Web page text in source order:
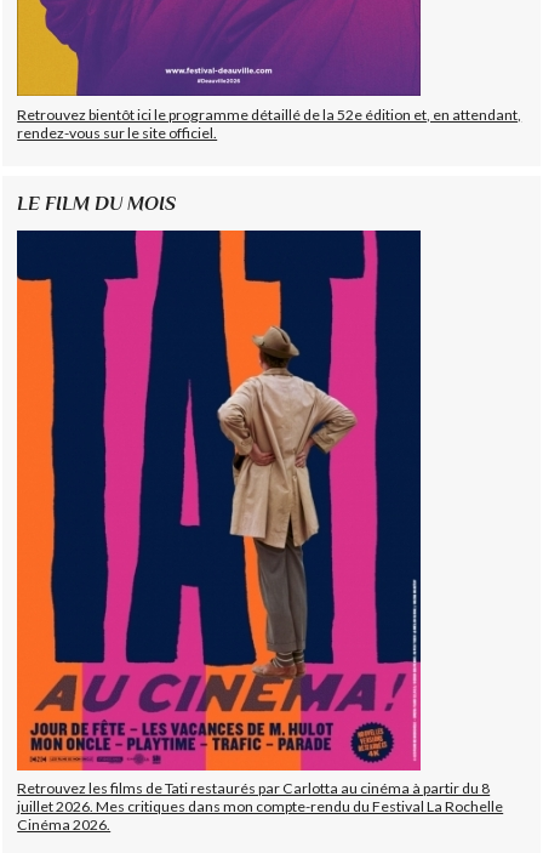
Retrouvez bientôt ici le programme détaillé de la 52e édition et, en attendant,
rendez-vous sur le site officiel.
LE FILM DU MOIS
Retrouvez les films de Tati restaurés par Carlotta au cinéma à partir du 8
juillet 2026. Mes critiques dans mon compte-rendu du Festival La Rochelle
Cinéma 2026.